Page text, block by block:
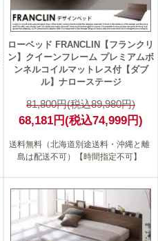
ローベッド FRANCLIN【フランクリ
ン】クイーンフレーム プレミアムボ
ンネルコイルマットレス付【ダブ
ル】ナローステージ
81,800円(税込89,980円)
68,181円(税込74,999円)
送料無料（北海道別途送料・沖縄と離
島は配送不可）【時間指定不可】
17